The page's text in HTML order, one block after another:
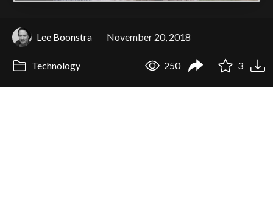
Lee Boonstra November 20, 2018
Technology 250 3